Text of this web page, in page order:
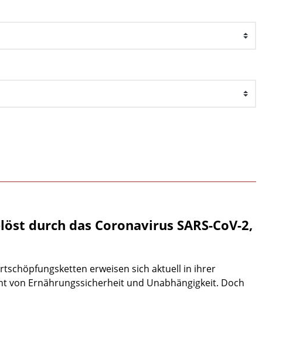
durch das Coronavirus SARS-CoV-2,
erweisen sich aktuell in ihrer
von Ernährungssicherheit und Unabhängigkeit. Doch